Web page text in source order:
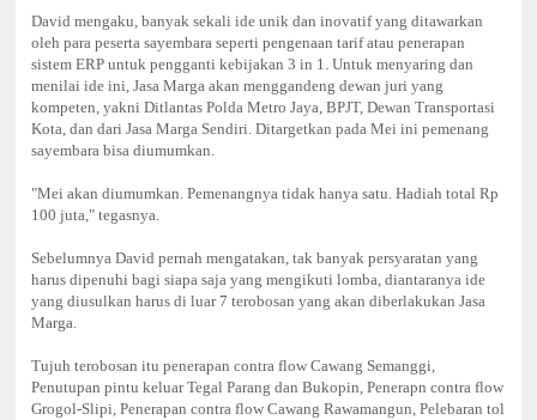
David mengaku, banyak sekali ide unik dan inovatif yang ditawarkan
oleh para peserta sayembara seperti pengenaan tarif atau penerapan
sistem ERP untuk pengganti kebijakan 3 in 1. Untuk menyaring dan
menilai ide ini, Jasa Marga akan menggandeng dewan juri yang
kompeten, yakni Ditlantas Polda Metro Jaya, BPJT, Dewan Transportasi
Kota, dan dari Jasa Marga Sendiri. Ditargetkan pada Mei ini pemenang
sayembara bisa diumumkan.
"Mei akan diumumkan. Pemenangnya tidak hanya satu. Hadiah total Rp
100 juta," tegasnya.
Sebelumnya David pernah mengatakan, tak banyak persyaratan yang
harus dipenuhi bagi siapa saja yang mengikuti lomba, diantaranya ide
yang diusulkan harus di luar 7 terobosan yang akan diberlakukan Jasa
Marga.
Tujuh terobosan itu penerapan contra flow Cawang Semanggi,
Penutupan pintu keluar Tegal Parang dan Bukopin, Penerapn contra flow
Grogol-Slipi, Penerapan contra flow Cawang Rawamangun, Pelebaran tol